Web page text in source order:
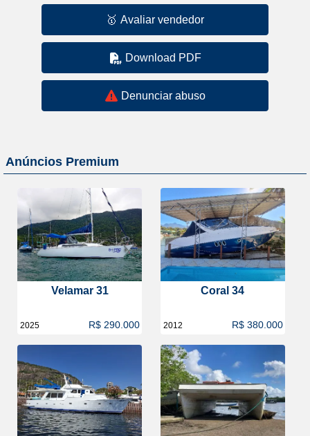
🥇 Avaliar vendedor
Download PDF
Denunciar abuso
Anúncios Premium
Velamar 31
2025 R$ 290.000
Coral 34
2012 R$ 380.000